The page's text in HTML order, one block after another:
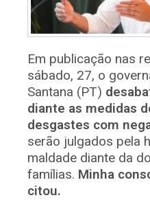
Em publicação nas
sábado, 27, o
Santana (PT)
diante as medidas
desgastes com
serão julgados pela
maldade diante da
famílias. Minha
citou.